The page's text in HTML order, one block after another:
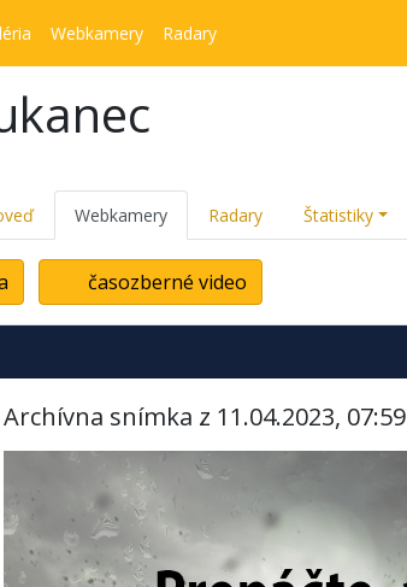
Webkamery Radary
Webkamery Radary Štatistiky
časozberné video
Archívna snímka z 11.04.2023, 07:59